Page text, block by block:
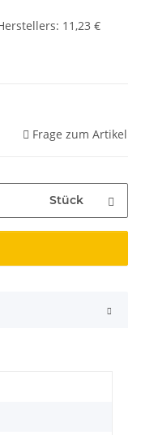
: 11,23 €
Frage zum Artikel
Stück